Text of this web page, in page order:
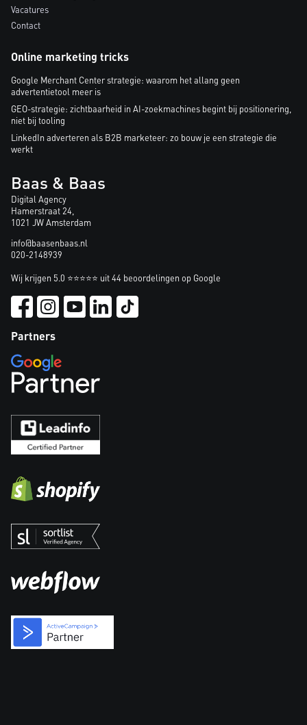
Vacatures
Contact
Online marketing tricks
Google Merchant Center strategie: waarom het allang geen
advertentietool meer is
GEO-strategie: zichtbaarheid in AI-zoekmachines begint bij positionering,
niet bij tooling
LinkedIn adverteren als B2B marketeer: zo bouw je een strategie die
werkt
Baas & Baas
Digital Agency
Hamerstraat 24,
1021 JW Amsterdam
info@baasenbaas.nl
020-2148939
Wij krijgen 5.0 ⭐⭐⭐⭐⭐ uit 44 beoordelingen op Google
Partners